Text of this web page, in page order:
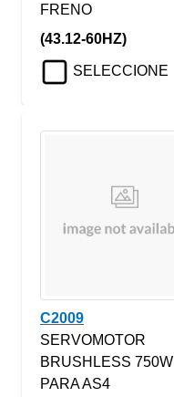
FRENO
(43.12-60HZ)
SELECCIONE
C2009
SERVOMOTOR
BRUSHLESS 750W
PARA AS4